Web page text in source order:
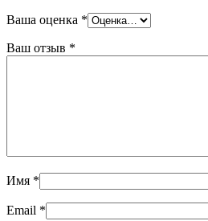
Ваша оценка *
Ваш отзыв *
Имя *
Email *